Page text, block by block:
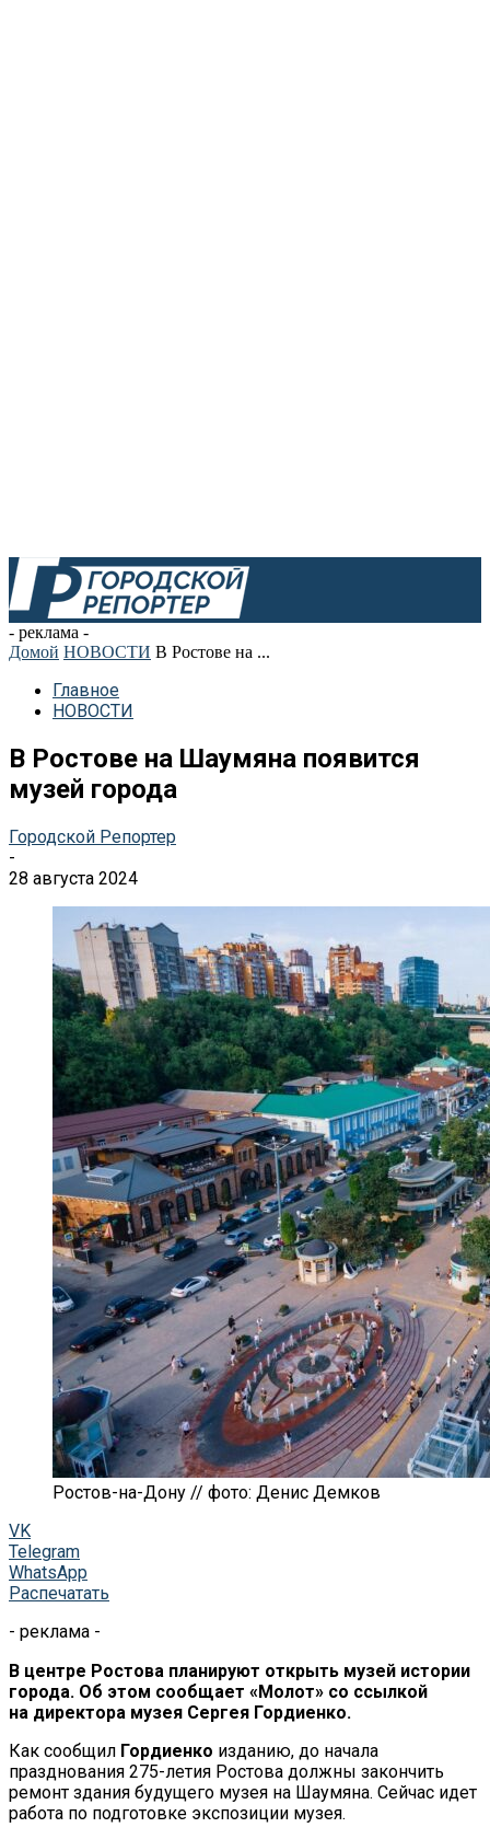
- реклама -
Домой НОВОСТИ В Ростове на ...
Главное
НОВОСТИ
В Ростове на Шаумяна появится
музей города
Городской Репортер
-
28 августа 2024
Ростов-на-Дону // фото: Денис Демков
VK
Telegram
WhatsApp
Распечатать
- реклама -
В центре Ростова планируют открыть музей истории
города. Об этом сообщает «Молот» со ссылкой
на директора музея Сергея Гордиенко.
Как сообщил Гордиенко изданию, до начала
празднования 275-летия Ростова должны закончить
ремонт здания будущего музея на Шаумяна. Сейчас идет
работа по подготовке экспозиции музея.